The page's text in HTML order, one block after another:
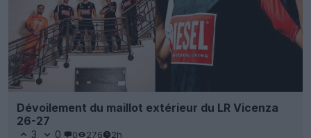
Dévoilement du maillot extérieur du LR Vicenza
26-27
3 0 0 276 2h